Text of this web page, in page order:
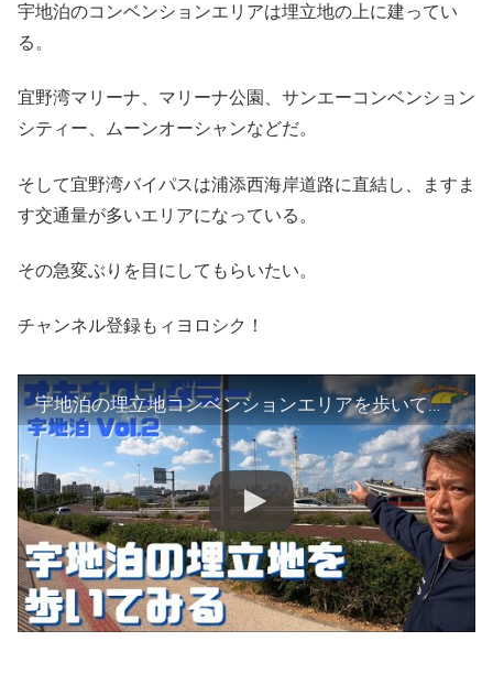
宇地泊のコンベンションエリアは埋立地の上に建ってい
る。
宜野湾マリーナ、マリーナ公園、サンエーコンベンション
シティー、ムーンオーシャンなどだ。
そして宜野湾バイパスは浦添西海岸道路に直結し、ますま
す交通量が多いエリアになっている。
その急変ぶりを目にしてもらいたい。
チャンネル登録もィヨロシク！
宇地泊の埋立地コンベンションエリアを歩いてみる